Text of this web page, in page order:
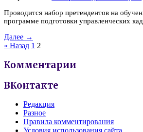
Проводится набор претендентов на
программе подготовки управленческих
Далее →
« Назад 1 2
Комментарии
ВКонтакте
Редакция
Разное
Правила комментирования